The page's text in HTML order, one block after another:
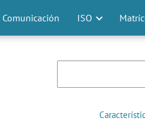
Comunicación ISO